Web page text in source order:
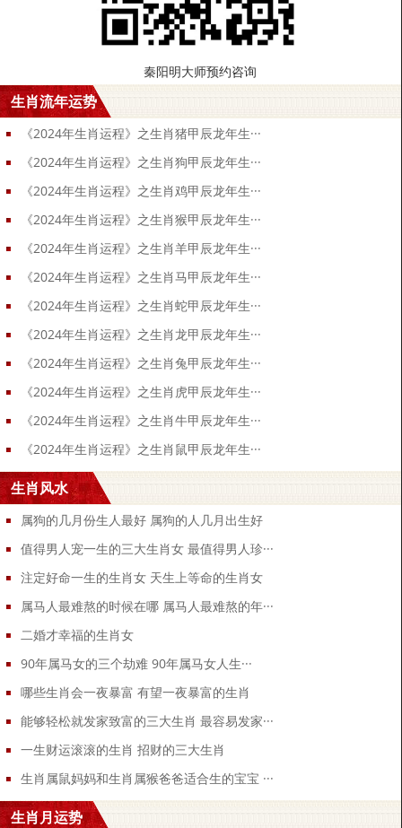
qym8195
秦阳明大师预约咨询
生肖流年运势
《2024年生肖运程》之生肖猪甲辰龙年生···
《2024年生肖运程》之生肖狗甲辰龙年生···
《2024年生肖运程》之生肖鸡甲辰龙年生···
《2024年生肖运程》之生肖猴甲辰龙年生···
《2024年生肖运程》之生肖羊甲辰龙年生···
《2024年生肖运程》之生肖马甲辰龙年生···
《2024年生肖运程》之生肖蛇甲辰龙年生···
《2024年生肖运程》之生肖龙甲辰龙年生···
《2024年生肖运程》之生肖兔甲辰龙年生···
《2024年生肖运程》之生肖虎甲辰龙年生···
《2024年生肖运程》之生肖牛甲辰龙年生···
《2024年生肖运程》之生肖鼠甲辰龙年生···
生肖风水
属狗的几月份生人最好 属狗的人几月出生好
值得男人宠一生的三大生肖女 最值得男人珍···
注定好命一生的生肖女 天生上等命的生肖女
属马人最难熬的时候在哪 属马人最难熬的年···
二婚才幸福的生肖女
90年属马女的三个劫难 90年属马女人生···
哪些生肖会一夜暴富 有望一夜暴富的生肖
能够轻松就发家致富的三大生肖 最容易发家···
一生财运滚滚的生肖 招财的三大生肖
生肖属鼠妈妈和生肖属猴爸爸适合生的宝宝 ···
生肖月运势